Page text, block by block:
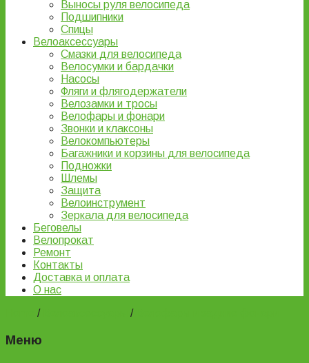
Выносы руля велосипеда
Подшипники
Спицы
Велоаксессуары
Смазки для велосипеда
Велосумки и бардачки
Насосы
Фляги и флягодержатели
Велозамки и тросы
Велофары и фонари
Звонки и клаксоны
Велокомпьютеры
Багажники и корзины для велосипеда
Подножки
Шлемы
Защита
Велоинструмент
Зеркала для велосипеда
Беговелы
Велопрокат
Ремонт
Контакты
Доставка и оплата
О нас
/ /
Меню